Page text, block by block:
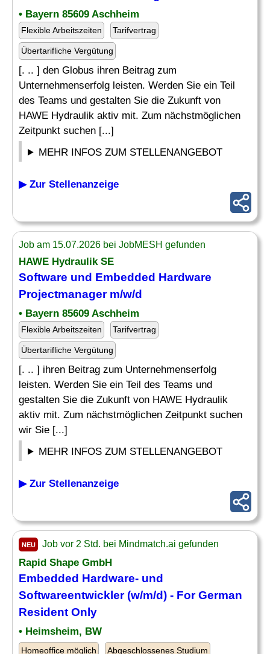
• Bayern 85609 Aschheim
Flexible Arbeitszeiten Tarifvertrag
Übertarifliche Vergütung
[. .. ] den Globus ihren Beitrag zum
Unternehmenserfolg leisten. Werden Sie ein Teil
des Teams und gestalten Sie die Zukunft von
HAWE Hydraulik aktiv mit. Zum nächstmöglichen
Zeitpunkt suchen [...]
MEHR INFOS ZUM STELLENANGEBOT
▶ Zur Stellenanzeige
Job am 15.07.2026 bei JobMESH gefunden
HAWE Hydraulik SE
Software und Embedded Hardware
Projectmanager m/w/d
• Bayern 85609 Aschheim
Flexible Arbeitszeiten Tarifvertrag
Übertarifliche Vergütung
[. .. ] ihren Beitrag zum Unternehmenserfolg
leisten. Werden Sie ein Teil des Teams und
gestalten Sie die Zukunft von HAWE Hydraulik
aktiv mit. Zum nächstmöglichen Zeitpunkt suchen
wir Sie [...]
MEHR INFOS ZUM STELLENANGEBOT
▶ Zur Stellenanzeige
NEU Job vor 2 Std. bei Mindmatch.ai gefunden
Rapid Shape GmbH
Embedded Hardware- und
Softwareentwickler (w/m/d) - For German
Resident Only
• Heimsheim, BW
Homeoffice möglich Abgeschlossenes Studium